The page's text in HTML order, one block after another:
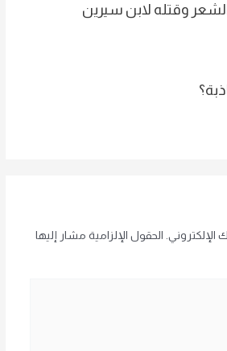
وقتله لابن سيرين
الإلكتروني. الحقول الإلزامية مشار إليها